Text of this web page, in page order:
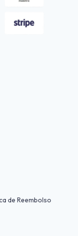
de Reembolso